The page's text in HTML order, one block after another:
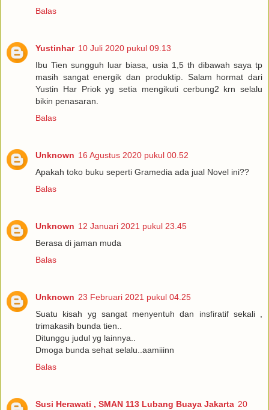
Balas
Yustinhar 10 Juli 2020 pukul 09.13
Ibu Tien sungguh luar biasa, usia 1,5 th dibawah saya tp
masih sangat energik dan produktip. Salam hormat dari
Yustin Har Priok yg setia mengikuti cerbung2 krn selalu
bikin penasaran.
Balas
Unknown 16 Agustus 2020 pukul 00.52
Apakah toko buku seperti Gramedia ada jual Novel ini??
Balas
Unknown 12 Januari 2021 pukul 23.45
Berasa di jaman muda
Balas
Unknown 23 Februari 2021 pukul 04.25
Suatu kisah yg sangat menyentuh dan insfiratif sekali ,
trimakasih bunda tien..
Ditunggu judul yg lainnya..
Dmoga bunda sehat selalu..aamiiinn
Balas
Susi Herawati , SMAN 113 Lubang Buaya Jakarta 20